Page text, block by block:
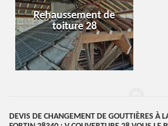
Rehaussement de
toiture 28
DEVIS DE CHANGEMENT DE GOUTTIÈRES À